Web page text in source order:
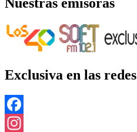
Exclusiva en las redes
Facebook